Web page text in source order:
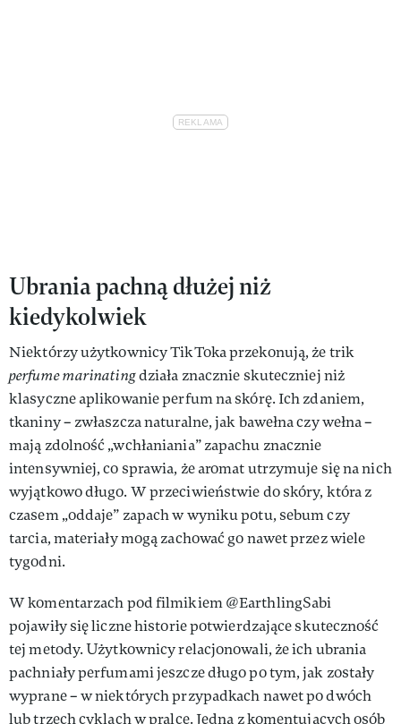
Ubrania pachną dłużej niż
kiedykolwiek
Niektórzy użytkownicy TikToka przekonują, że trik
perfume marinatingdziała znacznie skuteczniej niż
klasyczne aplikowanie perfum na skórę. Ich zdaniem,
tkaniny – zwłaszcza naturalne, jak bawełna czy wełna –
mają zdolność „wchłaniania” zapachu znacznie
intensywniej, co sprawia, że aromat utrzymuje się na nich
wyjątkowo długo. W przeciwieństwie do skóry, która z
czasem „oddaje” zapach w wyniku potu, sebum czy
tarcia, materiały mogą zachować go nawet przez wiele
tygodni.
W komentarzach pod filmikiem @EarthlingSabi
pojawiły się liczne historie potwierdzające skuteczność
tej metody. Użytkownicy relacjonowali, że ich ubrania
pachniały perfumami jeszcze długo po tym, jak zostały
wyprane – w niektórych przypadkach nawet po dwóch
lub trzech cyklach w pralce. Jedna z komentujących osób